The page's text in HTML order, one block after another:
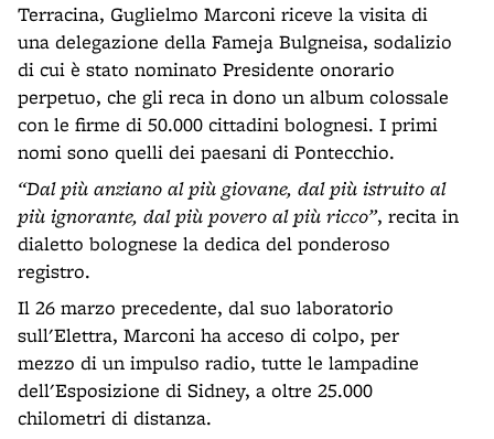
Terracina, Guglielmo Marconi riceve la visita di
una delegazione della Fameja Bulgneisa, sodalizio
di cui è stato nominato Presidente onorario
perpetuo, che gli reca in dono un album colossale
con le firme di 50.000 cittadini bolognesi. I primi
nomi sono quelli dei paesani di Pontecchio.
“Dal più anziano al più giovane, dal più istruito al
più ignorante, dal più povero al più ricco”, recita in
dialetto bolognese la dedica del ponderoso
registro.
Il 26 marzo precedente, dal suo laboratorio
sull'Elettra, Marconi ha acceso di colpo, per
mezzo di un impulso radio, tutte le lampadine
dell'Esposizione di Sidney, a oltre 25.000
chilometri di distanza.